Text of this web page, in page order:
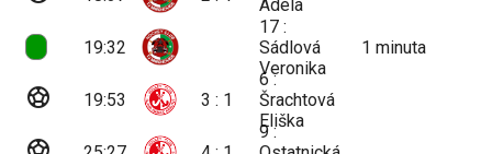
Adéla
19:32
17 :
Sádlová
Veronika
1minuta
sports_soccer 19:53 3 : 1
6 :
Šrachtová
Eliška
9 :